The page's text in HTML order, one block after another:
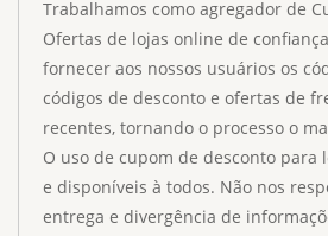
Trabalhamos como agregador de
Ofertas de lojas online de
fornecer aos nossos usuários os
códigos de desconto e ofertas de
recentes, tornando o processo o
O uso de cupom de desconto para
e disponíveis à todos. Não nos
entrega e divergência de